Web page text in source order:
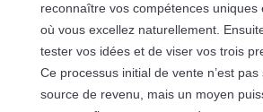
reconnaître vos compétences uniques
où vous excellez naturellement.
tester vos idées et de viser vos trois
Ce processus initial de vente n’est
source de revenu, mais un moyen